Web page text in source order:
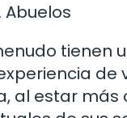
tienen
de
al estar más